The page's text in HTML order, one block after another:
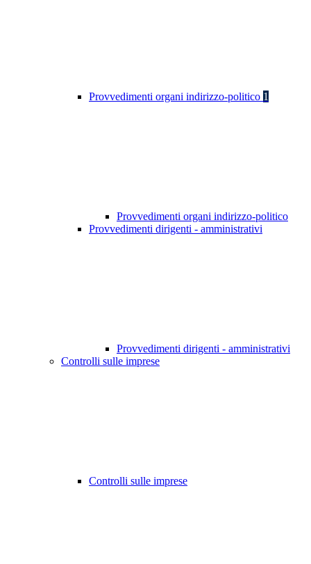
Provvedimenti organi indirizzo-politico 1
Provvedimenti organi indirizzo-politico
Provvedimenti dirigenti - amministrativi
Provvedimenti dirigenti - amministrativi
Controlli sulle imprese
Controlli sulle imprese